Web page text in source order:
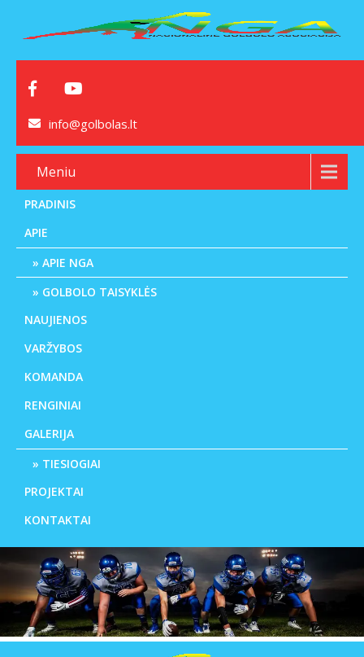
info@golbolas.lt
Meniu
PRADINIS
APIE
APIE NGA
GOLBOLO TAISYKLĖS
NAUJIENOS
VARŽYBOS
KOMANDA
RENGINIAI
GALERIJA
TIESIOGIAI
PROJEKTAI
KONTAKTAI